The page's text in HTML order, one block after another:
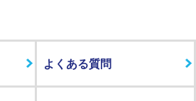
よくある質問